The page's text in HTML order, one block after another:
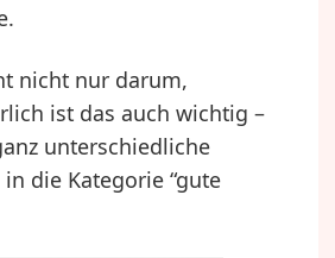
nicht nur darum,
ist das auch wichtig –
unterschiedliche
die Kategorie “gute